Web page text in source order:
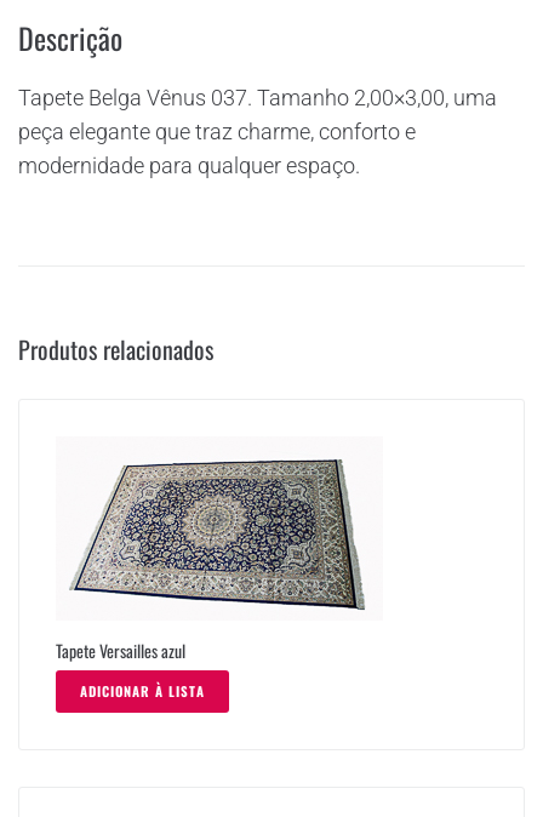
Descrição
Tapete Belga Vênus 037. Tamanho 2,00×3,00, uma
peça elegante que traz charme, conforto e
modernidade para qualquer espaço.
Produtos relacionados
Tapete Versailles azul
ADICIONAR À LISTA